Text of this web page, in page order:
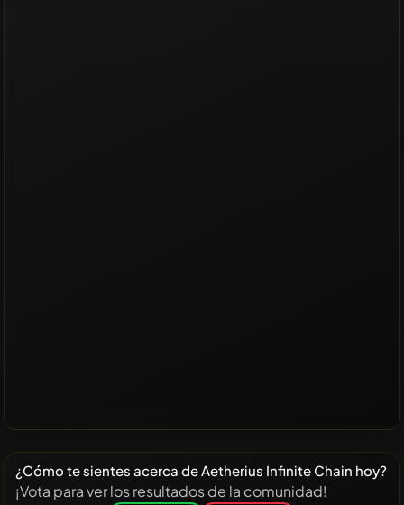
¿Cómo te sientes acerca de Aetherius Infinite Chain hoy?
¡Vota para ver los resultados de la comunidad!